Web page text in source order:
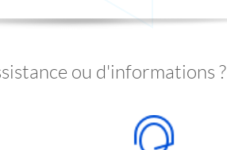
ou d'informations ?